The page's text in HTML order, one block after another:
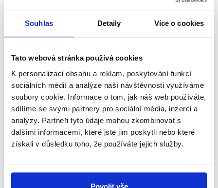
Souhlas Detaily Více o cookies
Tato webová stránka používá cookies
K personalizaci obsahu a reklam, poskytování funkcí
sociálních médií a analýze naší návštěvnosti využíváme
soubory cookie. Informace o tom, jak náš web používáte,
sdílíme se svými partnery pro sociální média, inzerci a
analýzy. Partneři tyto údaje mohou zkombinovat s
dalšími informacemi, které jste jim poskytli nebo které
získali v důsledku toho, že používáte jejich služby.
Povolit vše
Debata v Českém rozhlase: Mirek
Topolánek
Dalším hostem Českého rozhlasu v rámci diskuzí s
prezidentskými kandidáty byl Mirek Topolánek. Ten
popisoval v rozhovoru řadu věcí domácí i evropské
politiky, zastavil se u samotné...
Číst dál
Přihlaste se k odběru našeho